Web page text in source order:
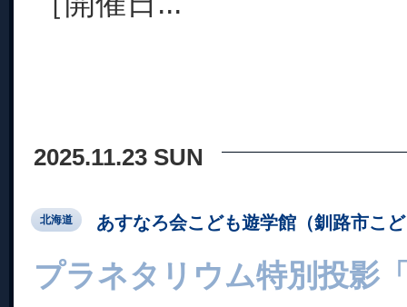
2025.11.23 SUN
北海道 あすなろ会こども遊学館（釧路市こ
プラネタリウム特別投影